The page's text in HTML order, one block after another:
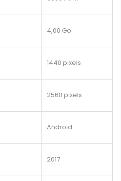
4,00 Go
1440 pixels
2560 pixels
Android
2017